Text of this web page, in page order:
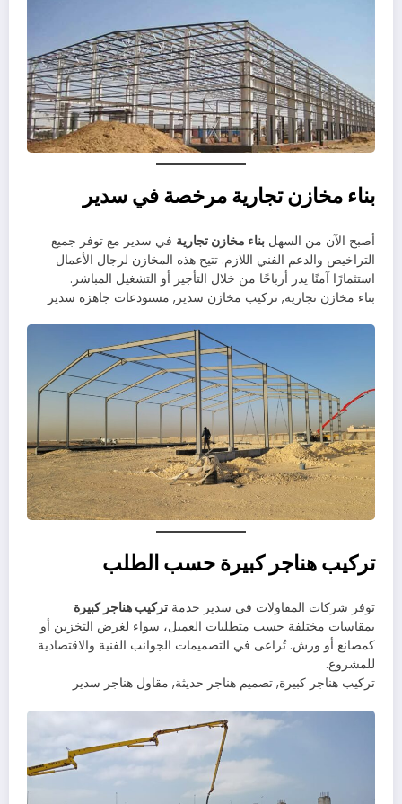
بناء مخازن تجارية مرخصة في سدير
أصبح الآن من السهل بناء مخازن تجارية في سدير مع توفر جميع
التراخيص والدعم الفني اللازم. تتيح هذه المخازن لرجال الأعمال
استثمارًا آمنًا يدر أرباحًا من خلال التأجير أو التشغيل المباشر.
بناء مخازن تجارية, تركيب مخازن سدير, مستودعات جاهزة سدير
تركيب هناجر كبيرة حسب الطلب
توفر شركات المقاولات في سدير خدمة تركيب هناجر كبيرة
بمقاسات مختلفة حسب متطلبات العميل، سواء لغرض التخزين أو
كمصانع أو ورش. تُراعى في التصميمات الجوانب الفنية والاقتصادية
للمشروع.
تركيب هناجر كبيرة, تصميم هناجر حديثة, مقاول هناجر سدير